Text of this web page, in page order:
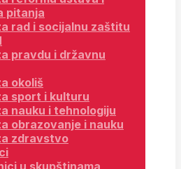
pitanja
rad i socijalnu zaštitu
pravdu i državnu
okoliš
sport i kulturu
nauku i tehnologiju
obrazovanje i nauku
zdravstvo
u skupštinama